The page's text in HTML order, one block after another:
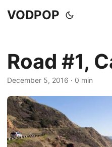
VODPOP
Road #1,
December 5, 2016 · 0 min